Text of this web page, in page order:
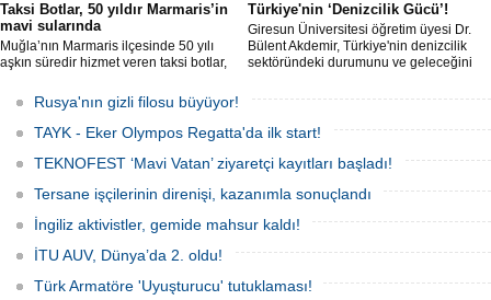
Taksi Botlar, 50 yıldır Marmaris’in
mavi sularında
Muğla’nın Marmaris ilçesinde 50 yılı
aşkın süredir hizmet veren taksi botlar,
amacıyla kullanılmaya devam ediyor.
Türkiye'nin ‘Denizcilik Gücü’!
Giresun Üniversitesi öğretim üyesi Dr.
Bülent Akdemir, Türkiye'nin denizcilik
sektöründeki durumunu ve geleceğini
Rusya'nın gizli filosu büyüyor!
TAYK - Eker Olympos Regatta'da ilk start!
TEKNOFEST ‘Mavi Vatan’ ziyaretçi kayıtları başladı!
Tersane işçilerinin direnişi, kazanımla sonuçlandı
İngiliz aktivistler, gemide mahsur kaldı!
İTU AUV, Dünya’da 2. oldu!
Türk Armatöre 'Uyuşturucu' tutuklaması!